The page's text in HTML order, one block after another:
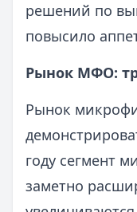
решений по
повысило
Рынок МФО:
Рынок
году сегмент
заметно